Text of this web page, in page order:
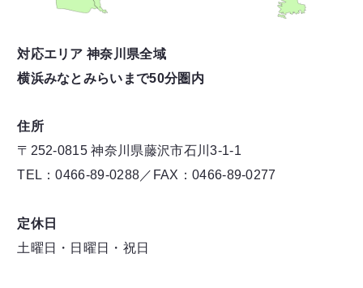
対応エリア 神奈川県全域
横浜みなとみらいまで50分圏内
住所
〒252-0815 神奈川県藤沢市石川3-1-1
TEL：0466-89-0288／FAX：0466-89-0277
定休日
土曜日・日曜日・祝日